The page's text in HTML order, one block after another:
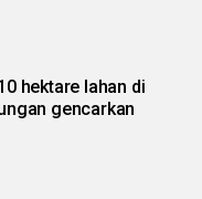
hektare lahan di
gencarkan